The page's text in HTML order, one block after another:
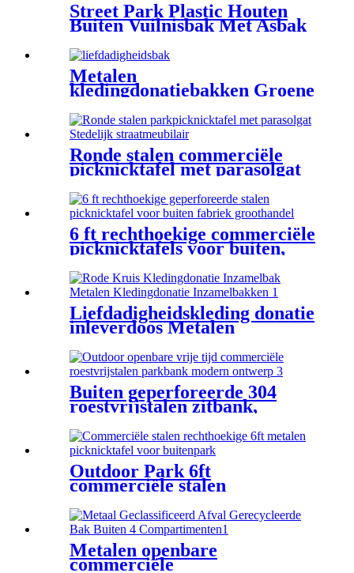
Street Park Plastic Houten
Buiten Vuilnisbak Met Asbak
Metalen
kledingdonatiebakken Groene
kledingdonatiecontainers
Ronde stalen commerciële
picknicktafel met parasolgat
6 ft rechthoekige commerciële
picknicktafels voor buiten,
Liefdadigheidskleding donatie
inleverdoos Metalen
Buiten geperforeerde 304
roestvrijstalen zitbank,
openbaar commercieel
Outdoor Park 6ft
commerciële stalen
parasolgat
Metalen openbare
commerciële